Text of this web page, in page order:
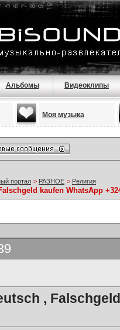
Альбомы Видеоклипы
Моя музыка
портал > РАЗНОЕ > Религия
kaufen WhatsApp
,